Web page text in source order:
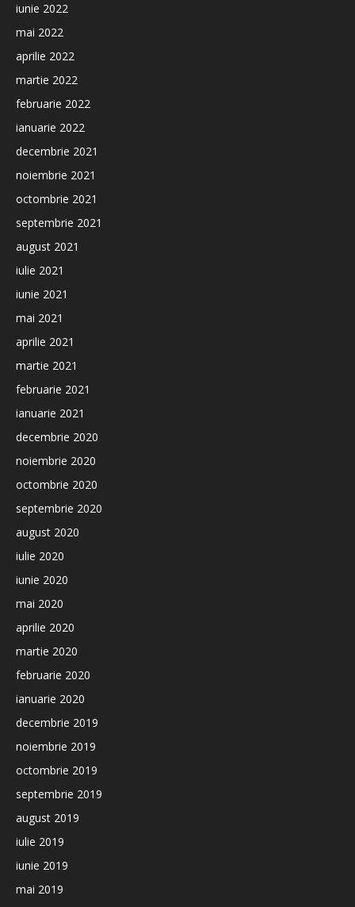
iunie 2022
mai 2022
aprilie 2022
martie 2022
februarie 2022
ianuarie 2022
decembrie 2021
noiembrie 2021
octombrie 2021
septembrie 2021
august 2021
iulie 2021
iunie 2021
mai 2021
aprilie 2021
martie 2021
februarie 2021
ianuarie 2021
decembrie 2020
noiembrie 2020
octombrie 2020
septembrie 2020
august 2020
iulie 2020
iunie 2020
mai 2020
aprilie 2020
martie 2020
februarie 2020
ianuarie 2020
decembrie 2019
noiembrie 2019
octombrie 2019
septembrie 2019
august 2019
iulie 2019
iunie 2019
mai 2019